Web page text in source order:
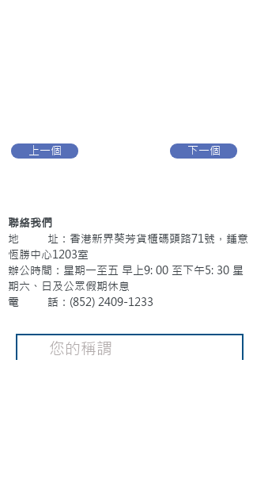
上一個 下一個
聯絡我們
地 址：香港新界葵芳貨櫃碼頭路71號，鍾意
恆勝中心1203室
辦公時間：星期一至五 早上9: 00 至下午5: 30 星
期六、日及公眾假期休息
電 話：(852) 2409-1233